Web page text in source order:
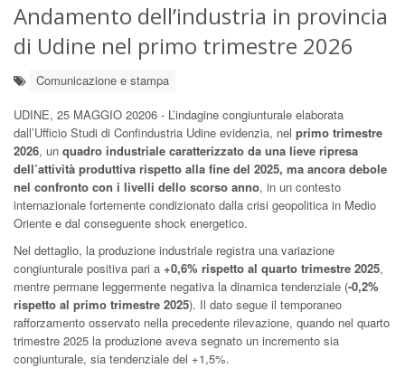
Andamento dell’industria in provincia
di Udine nel primo trimestre 2026
Comunicazione e stampa
UDINE, 25 MAGGIO 20206 - L’indagine congiunturale elaborata
dall’Ufficio Studi di Confindustria Udine evidenzia, nel primo trimestre
2026, un quadro industriale caratterizzato da una lieve ripresa
dell’attività produttiva rispetto alla fine del 2025, ma ancora debole
nel confronto con i livelli dello scorso anno, in un contesto
internazionale fortemente condizionato dalla crisi geopolitica in Medio
Oriente e dal conseguente shock energetico.
Nel dettaglio, la produzione industriale registra una variazione
congiunturale positiva pari a +0,6% rispetto al quarto trimestre 2025,
mentre permane leggermente negativa la dinamica tendenziale (-0,2%
rispetto al primo trimestre 2025). Il dato segue il temporaneo
rafforzamento osservato nella precedente rilevazione, quando nel quarto
trimestre 2025 la produzione aveva segnato un incremento sia
congiunturale, sia tendenziale del +1,5%.